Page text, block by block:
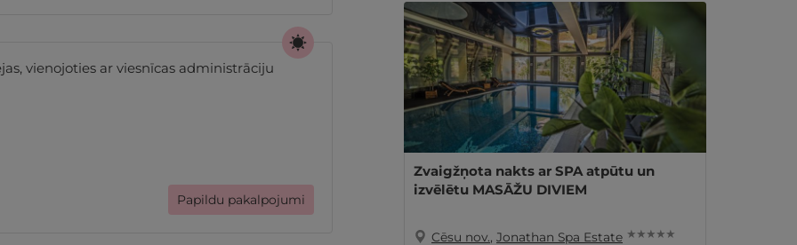
vienojoties ar viesnīcas administrāciju
Papildu pakalpojumi
Zvaigžņota nakts ar SPA atpūtu un
izvēlētu MASĀŽU DIVIEM
Cēsu nov., Jonathan Spa Estate ★ ★ ★ ★ ★